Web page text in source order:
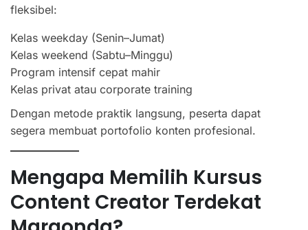
fleksibel:
Kelas weekday (Senin–Jumat)
Kelas weekend (Sabtu–Minggu)
Program intensif cepat mahir
Kelas privat atau corporate training
Dengan metode praktik langsung, peserta dapat
segera membuat portofolio konten profesional.
Mengapa Memilih Kursus
Content Creator Terdekat